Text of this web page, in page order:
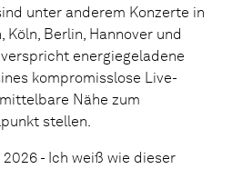
unter anderem Konzerte in
Köln, Berlin, Hannover und
energiegeladene
kompromisslose Live-
Nähe zum
stellen.
2026 - Ich weiß wie dieser